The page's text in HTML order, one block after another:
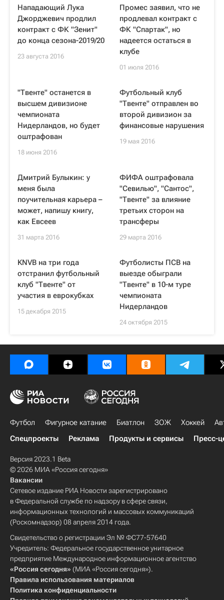
Нападающий Лука
Джорджевич продлил
контракт с ФК "Зенит"
до конца сезона-2019/20
23 августа 2016
Промес заявил, что не
продлевал контракт с
ФК "Спартак", но
надеется остаться в
клубе
01 июля 2016
"Твенте" останется в
высшем дивизионе
чемпионата
Нидерландов, но будет
оштрафован
18 июня 2016
Футбольный клуб
"Твенте" отправлен во
второй дивизион за
финансовые нарушения
19 мая 2016
Дмитрий Булыкин: у
меня была
поучительная карьера –
может, напишу книгу,
как Евсеев
31 марта 2016
ФИФА оштрафовала
"Севилью", "Сантос",
"Твенте" за влияние
третьих сторон на
трансферы
29 марта 2016
KNVB на три года
отстранил футбольный
клуб "Твенте" от
участия в еврокубках
15 декабря 2015
Футболисты ПСВ на
выезде обыграли
"Твенте" в 10-м туре
чемпионата
Нидерландов
24 октября 2015
Футбол Фигурное катание Биатлон ЗОЖ Хоккей
Спецпроекты
Реклама Продукты и сервисы Пресс-
Версия 2023.1 Beta
© 2026 МИА «Россия сегодня»
Вакансии
Сетевое издание РИА Новости зарегистрировано
в Федеральной службе по надзору в сфере связи,
информационных технологий и массовых коммуникаций
(Роскомнадзор) 08 апреля 2014 года.
Свидетельство о регистрации Эл № ФС77-57640
Учредитель: Федеральное государственное унитарное
предприятие Международное информационное агентство
«Россия сегодня» (МИА «Россия сегодня»).
Правила использования материалов
Политика конфиденциальности